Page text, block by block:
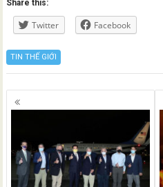
Share this:
Twitter Facebook
TIN THẾ GIỚI
Posts
navigation